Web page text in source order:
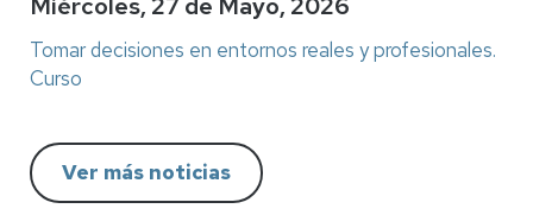
Tomar decisiones en entornos reales y profesionales.
Curso
Ver más noticias